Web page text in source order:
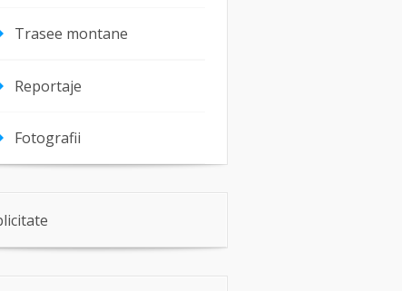
Trasee montane
Reportaje
Fotografii